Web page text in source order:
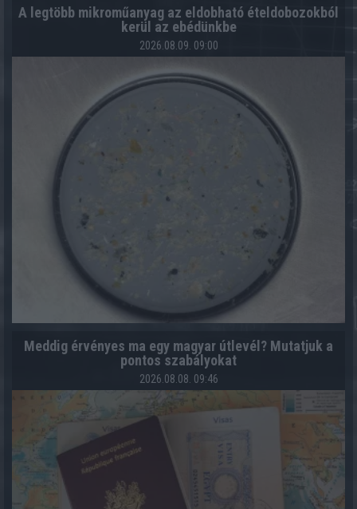
A legtöbb mikroműanyag az eldobható ételdobozokból
kerül az ebédünkbe
2026.08.09. 09:00
Meddig érvényes ma egy magyar útlevél? Mutatjuk a
pontos szabályokat
2026.08.08. 09:46